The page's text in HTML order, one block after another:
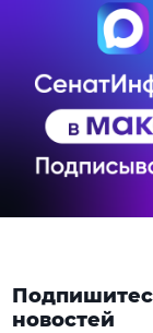
новостей